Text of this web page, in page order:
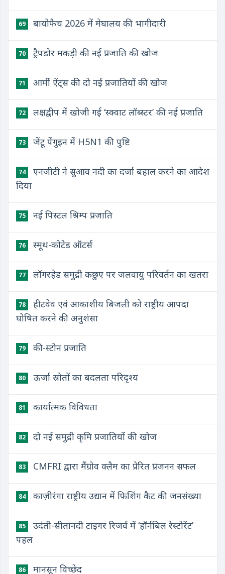
69 बायोफैच 2026 में मेघालय की भागीदारी
70 ट्रैपडोर मकड़ी की नई प्रजाति की खोज
71 आर्मी ऐंट्स की दो नई प्रजातियों की खोज
72 लक्षद्वीप में खोजी गई ‘स्क्वाट लॉब्स्टर’ की नई प्रजाति
73 जेंटू पेंगुइन में H5N1 की पुष्टि
74
एनजीटी ने सुआव नदी का दर्जा बहाल करने का आदेश
दिया
75 नई पिस्टल श्रिम्प प्रजाति
76 स्मूथ-कोटेड ऑटर्स
77 लॉगरहेड समुद्री कछुए पर जलवायु परिवर्तन का खतरा
78
हीटवेव एवं आकाशीय बिजली को राष्ट्रीय आपदा
घोषित करने की अनुशंसा
79 की-स्टोन प्रजाति
80 ऊर्जा स्रोतों का बदलता परिदृश्य
81 कार्यात्मक विविधता
82 दो नई समुद्री कृमि प्रजातियों की खोज
83 CMFRI द्वारा मैंग्रोव क्लैम का प्रेरित प्रजनन सफल
84 काज़ीरंगा राष्ट्रीय उद्यान में फिशिंग कैट की जनसंख्या
85
उदंती-सीतानदी टाइगर रिजर्व में ‘हॉर्नबिल रेस्टोरेंट’
पहल
86 मानसून विच्छेद